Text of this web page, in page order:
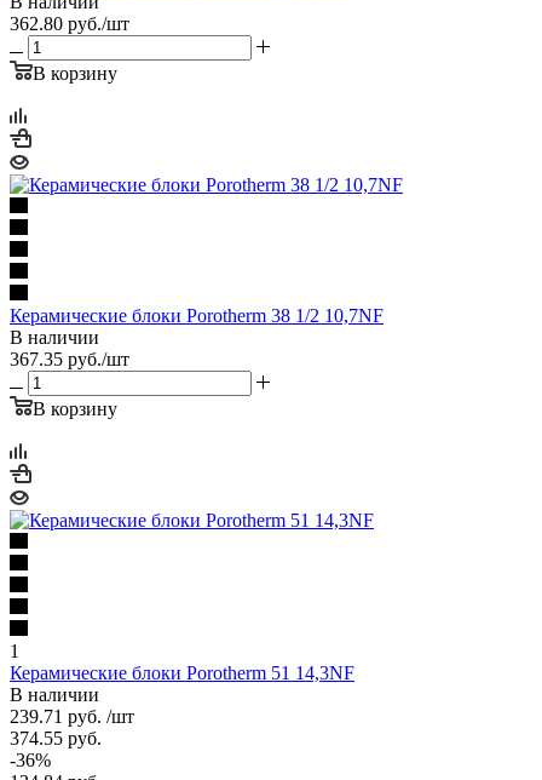
362.80 руб./шт
В корзину
Керамические блоки Porotherm 38 1/2 10,7NF
В наличии
367.35 руб./шт
В корзину
1
Керамические блоки Porotherm 51 14,3NF
В наличии
239.71 руб. /шт
374.55 руб.
-36%